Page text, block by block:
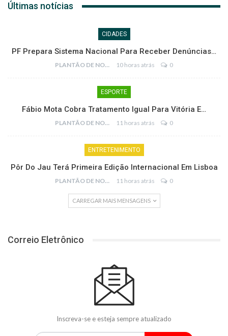
Últimas notícias
CIDADES
PF Prepara Sistema Nacional Para Receber Denúncias…
PLANTÃO DE NOTÍCIAS 10 horas atrás 0
ESPORTE
Fábio Mota Cobra Tratamento Igual Para Vitória E…
PLANTÃO DE NOTÍCIAS 11 horas atrás 0
ENTRETENIMENTO
Pôr Do Jau Terá Primeira Edição Internacional Em Lisboa
PLANTÃO DE NOTÍCIAS 11 horas atrás 0
CARREGAR MAIS MENSAGENS
Correio Eletrônico
Inscreva-se e esteja sempre atualizado